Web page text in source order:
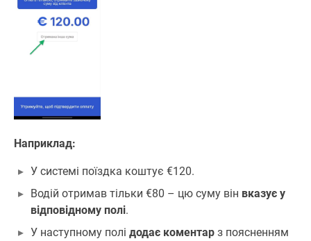
Наприклад:
У системі поїздка коштує €120.
Водій отримав тільки €80 – цю суму він вказує у
відповідному полі.
У наступному полі додає коментар з поясненням